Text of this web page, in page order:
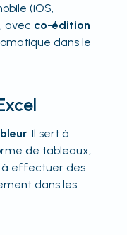
(iOS,
, avec co-édition
dans le
. Il sert à
de tableaux,
à effectuer des
dans les